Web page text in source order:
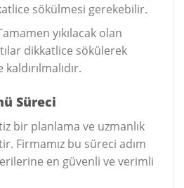
sökülmesi gerekebilir.
yıkılacak olan
dikkatlice sökülerek
Süreci
bir planlama ve uzmanlık
Firmamız bu süreci adım
en güvenli ve verimli